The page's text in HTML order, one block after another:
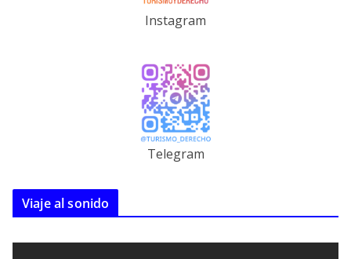
Instagram
Telegram
Viaje al sonido